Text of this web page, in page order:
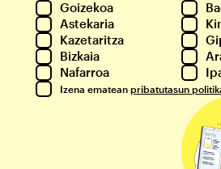
Goizekoa
Astekaria
Kazetaritza
Bizkaia
Nafarroa
Izena ematean pribatutasun